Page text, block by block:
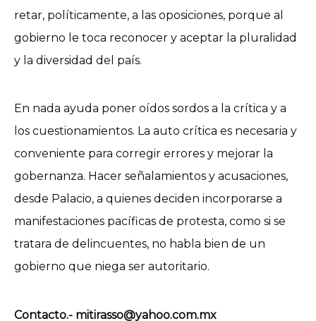
retar, políticamente, a las oposiciones, porque al
gobierno le toca reconocer y aceptar la pluralidad
y la diversidad del país.
En nada ayuda poner oídos sordos a la crítica y a
los cuestionamientos. La auto crítica es necesaria y
conveniente para corregir errores y mejorar la
gobernanza. Hacer señalamientos y acusaciones,
desde Palacio, a quienes deciden incorporarse a
manifestaciones pacíficas de protesta, como si se
tratara de delincuentes, no habla bien de un
gobierno que niega ser autoritario.
Contacto.- mitirasso@yahoo.com.mx